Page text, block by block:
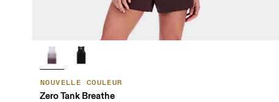
NOUVELLE COULEUR
Zero Tank Breathe